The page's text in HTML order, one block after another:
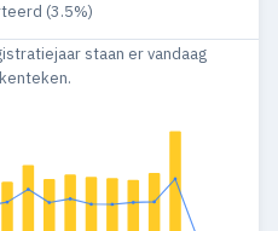
(3.5%)
staan er vandaag